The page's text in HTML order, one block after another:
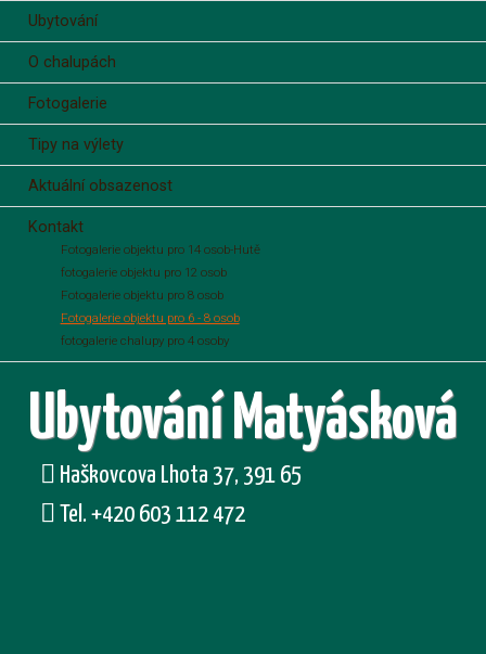
Ubytování
O chalupách
Fotogalerie
Tipy na výlety
Aktuální obsazenost
Kontakt
Fotogalerie objektu pro 14 osob-Hutě
fotogalerie objektu pro 12 osob
Fotogalerie objektu pro 8 osob
Fotogalerie objektu pro 6 - 8 osob
fotogalerie chalupy pro 4 osoby
Ubytování Matyásková
Haškovcova Lhota 37, 391 65
Tel. +420 603 112 472